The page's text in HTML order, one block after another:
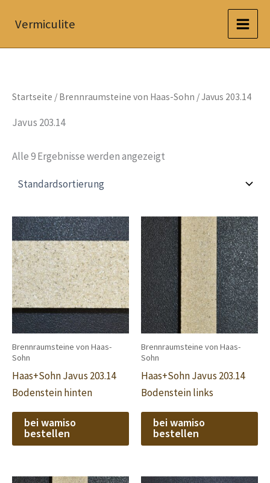
InhaltVermiculite
Startseite / Brennraumsteine von Haas-Sohn / Javus 203.14
Javus 203.14
Alle 9 Ergebnisse werden angezeigt
Brennraumsteine von Haas-
Sohn
Haas+Sohn Javus 203.14
Bodenstein hinten
bei wamiso
bestellen
Brennraumsteine von Haas-
Sohn
Haas+Sohn Javus 203.14
Bodenstein links
bei wamiso
bestellen